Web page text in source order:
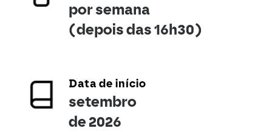
por semana
(depois das 16h30)
Data de início
setembro
de 2026